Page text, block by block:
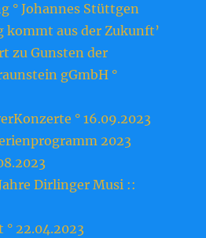
° Johannes Stüttgen
kommt aus der Zukunft’
zu Gunsten der
gGmbH °
° 16.09.2023
2023
Dirlinger Musi ::
22.04.2023